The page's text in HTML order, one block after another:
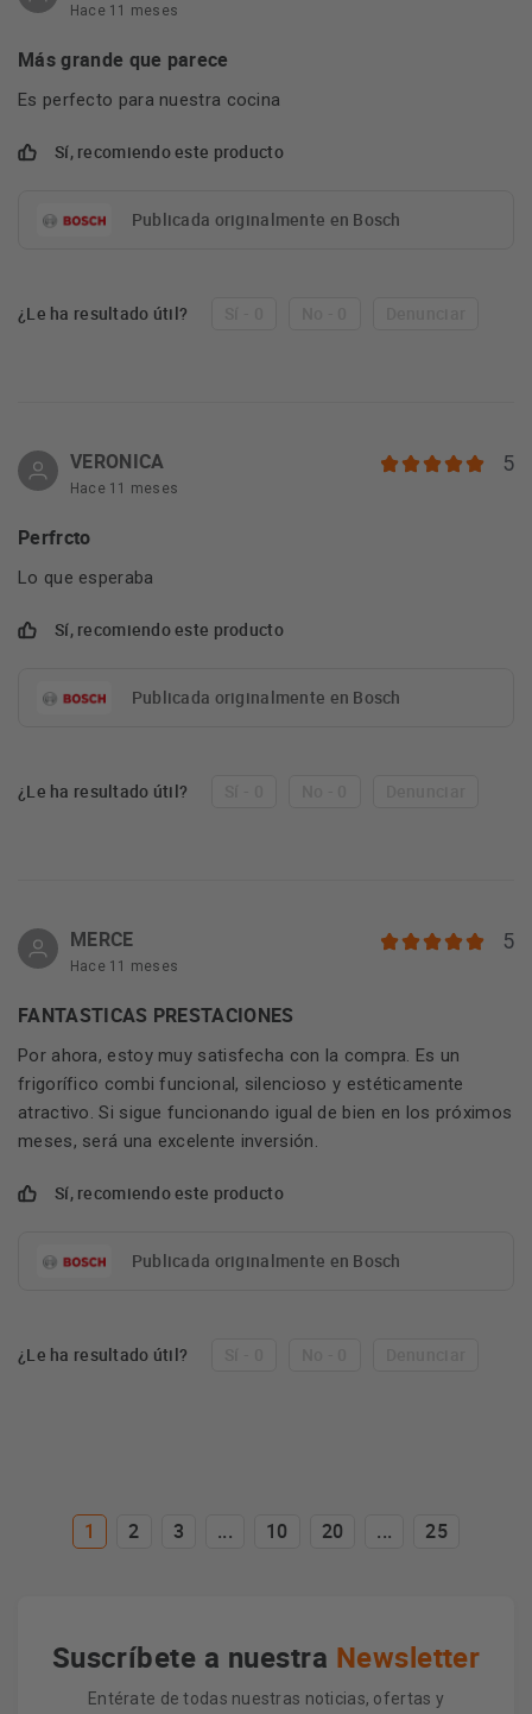
Hace 11 meses
Más grande que parece
Es perfecto para nuestra cocina
Sí, recomiendo este producto
Publicada originalmente en Bosch
¿Le ha resultado útil?
VERONICA
Hace 11 meses
5
Perfrcto
Lo que esperaba
Sí, recomiendo este producto
Publicada originalmente en Bosch
¿Le ha resultado útil?
MERCE
Hace 11 meses
5
FANTASTICAS PRESTACIONES
Por ahora, estoy muy satisfecha con la compra. Es un
frigorífico combi funcional, silencioso y estéticamente
atractivo. Si sigue funcionando igual de bien en los próximos
meses, será una excelente inversión.
Sí, recomiendo este producto
Publicada originalmente en Bosch
¿Le ha resultado útil?
1 2 3 ... 10 20 ... 25
Suscríbete a nuestra Newsletter
Entérate de todas nuestras noticias, ofertas y